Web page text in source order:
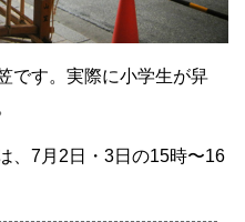
です。実際に小学生が舁
、7月2日・3日の15時〜16